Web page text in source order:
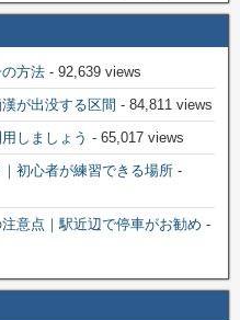
方法 - 92,639 views
が出没する区間 - 84,811 views
しましょう - 65,017 views
初心者が練習できる場所 -
意点｜駅近辺で停車がお勧め -